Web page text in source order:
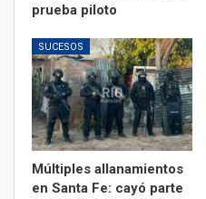
prueba piloto
SUCESOS
Múltiples allanamientos
en Santa Fe: cayó parte